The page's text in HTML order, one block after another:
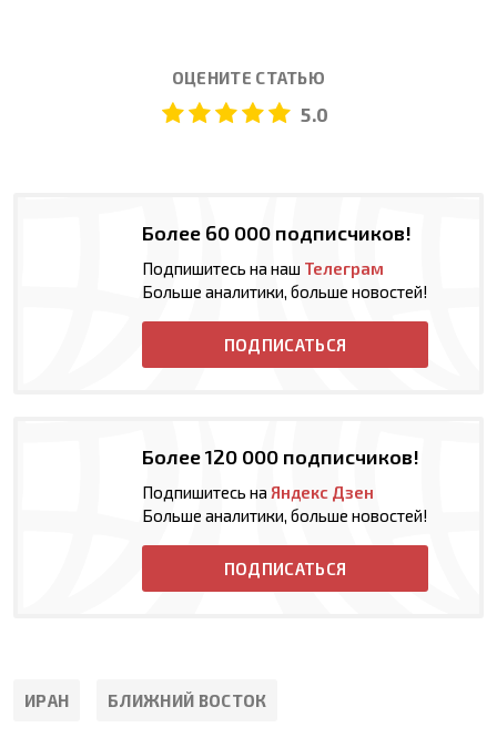
ОЦЕНИТЕ СТАТЬЮ
5.0
Более 60 000 подписчиков!
Подпишитесь на наш Телеграм
Больше аналитики, больше новостей!
ПОДПИСАТЬСЯ
Более 120 000 подписчиков!
Подпишитесь на Яндекс Дзен
Больше аналитики, больше новостей!
ПОДПИСАТЬСЯ
ИРАН БЛИЖНИЙ ВОСТОК